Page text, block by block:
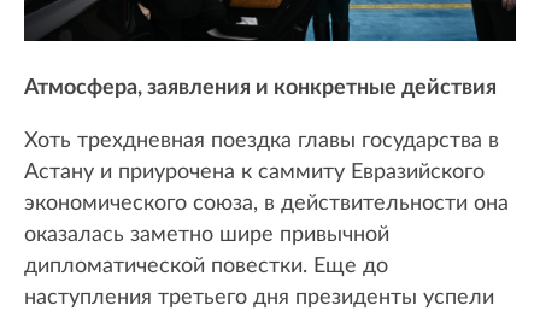
Атмосфера, заявления и конкретные действия
Хоть трехдневная поездка главы государства в
Астану и приурочена к саммиту Евразийского
экономического союза, в действительности она
оказалась заметно шире привычной
дипломатической повестки. Еще до
наступления третьего дня президенты успели